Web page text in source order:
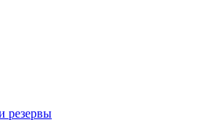
резервы